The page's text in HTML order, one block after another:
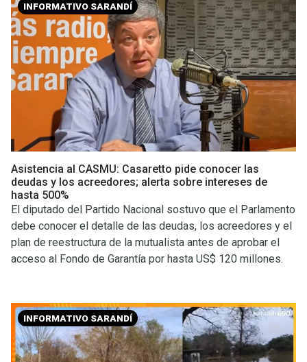
INFORMATIVO SARANDÍ
Asistencia al CASMU: Casaretto pide conocer las
deudas y los acreedores; alerta sobre intereses de
hasta 500%
El diputado del Partido Nacional sostuvo que el Parlamento
debe conocer el detalle de las deudas, los acreedores y el
plan de reestructura de la mutualista antes de aprobar el
acceso al Fondo de Garantía por hasta US$ 120 millones.
INFORMATIVO SARANDÍ